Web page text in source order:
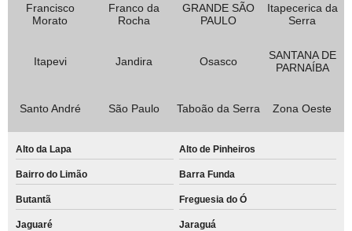
Francisco
Morato
Franco da
Rocha
GRANDE SÃO
PAULO
Itapecerica da
Serra
Itapevi Jandira Osasco
SANTANA DE
PARNAÍBA
Santo André São Paulo Taboão da Serra Zona Oeste
Alto da Lapa Alto de Pinheiros
Bairro do Limão Barra Funda
Butantã Freguesia do Ó
Jaguaré Jaraguá